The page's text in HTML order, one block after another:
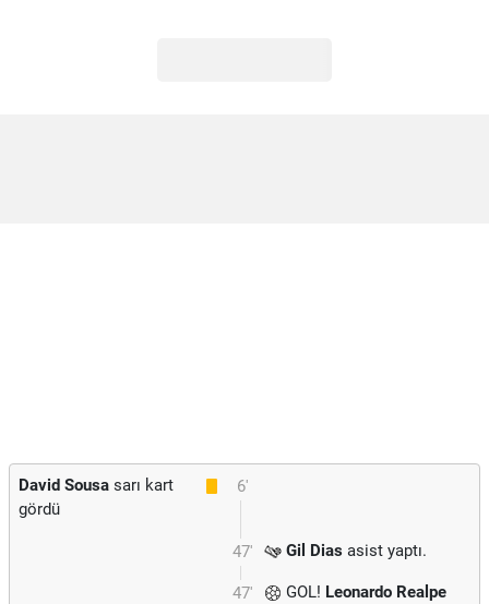
6'
David Sousa sarı kart
gördü
47' Gil Dias asist yaptı.
47' GOL! Leonardo Realpe